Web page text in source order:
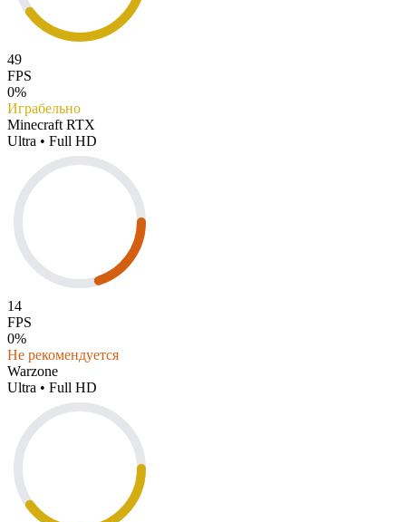
49
FPS
0%
Играбельно
Minecraft RTX
Ultra • Full HD
14
FPS
0%
Не рекомендуется
Warzone
Ultra • Full HD